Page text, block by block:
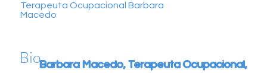
Terapeuta Ocupacional Barbara
Macedo
BioBarbara Macedo, Terapeuta Ocupacional,